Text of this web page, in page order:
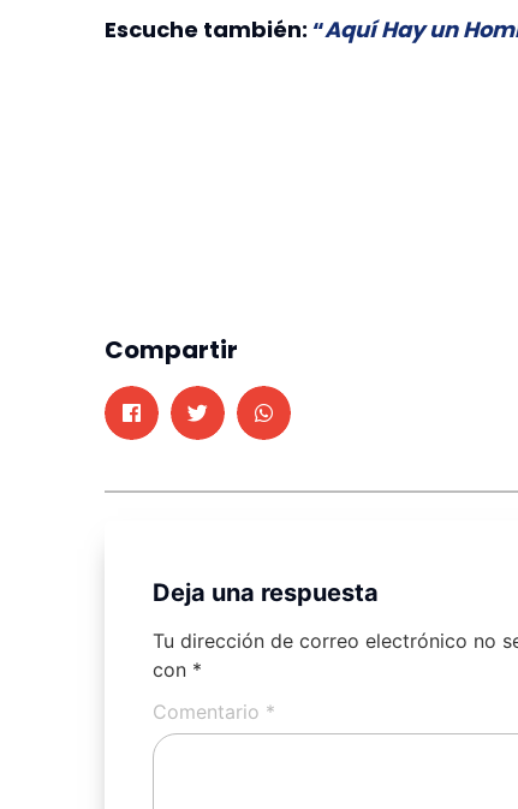
Escuche también: “Aquí Hay un
Compartir
Deja una respuesta
Tu dirección de correo electrónico no
con *
Comentario *